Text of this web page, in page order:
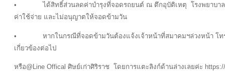
• ได้สิทธิ์ส่วนลดค่าบำรุงที่จอดรถยนต์ ณ ตึกอุบัติเหตุ โรงพยาบาลศิ
ค่าใช้จ่าย และไม่อนุญาตให้จอดข้ามวัน
• หากในกรณีที่จอดข้ามวันต้องแจ้งเจ้าหน้าที่สมาคมฯล่วงหน้า โทร
เกี่ยวข้องต่อไป
หรือ@Line Offical ศิษย์เก่าศิริราช โดยการแตะลิงก์ด้านล่างเลยค่ะ